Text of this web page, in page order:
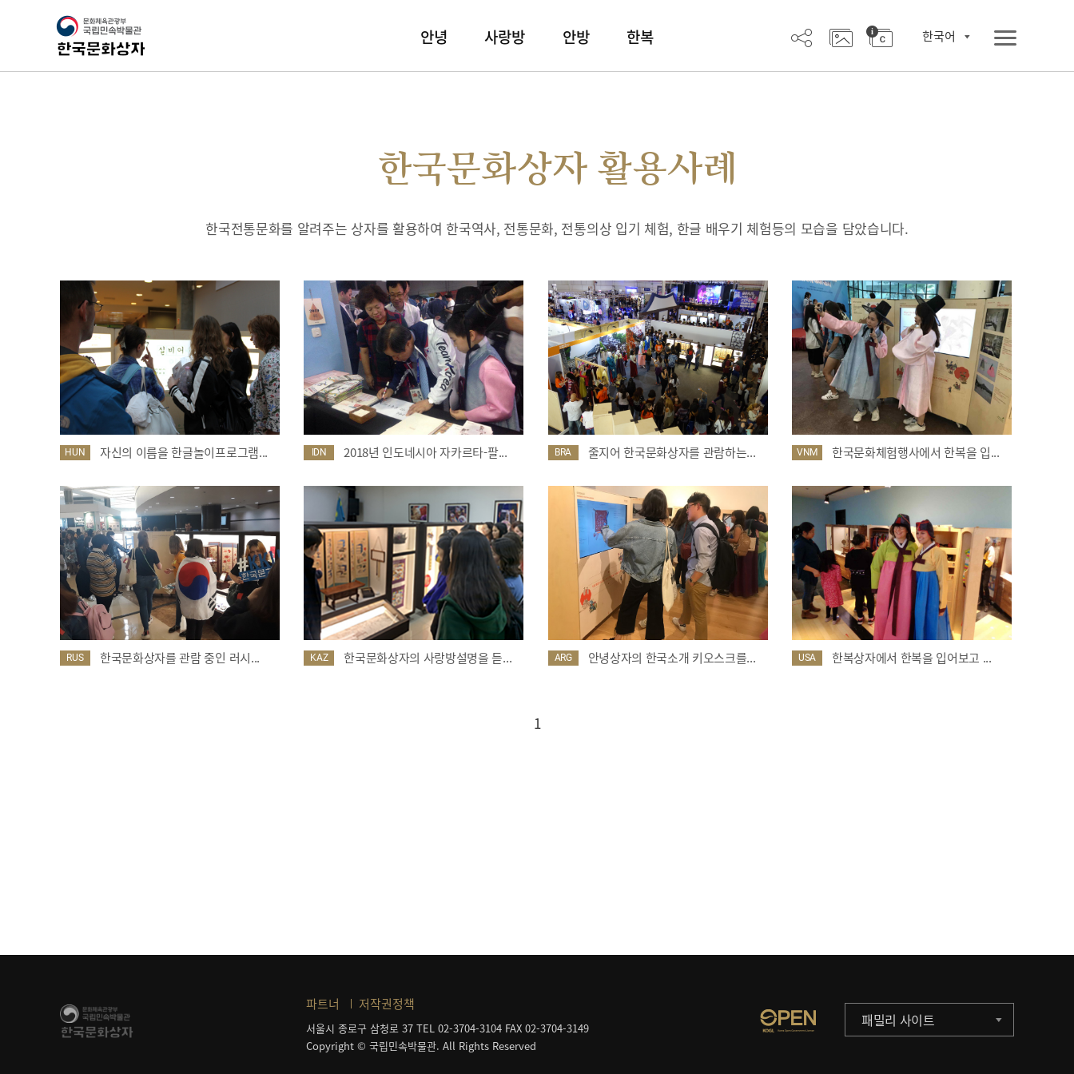
안녕 사랑방 안방 한복 한국어
한국문화상자 활용사례
한국전통문화를 알려주는 상자를 활용하여 한국역사, 전통문화, 전통의상 입기 체험, 한글 배우기 체험등의 모습을 담았습니다.
HUN 자신의 이름을 한글놀이프로그램... IDN 2018년 인도네시아 자카르타-팔... BRA 줄지어 한국문화상자를 관람하는... VNM 한국문화체험행사에서 한복을 입...
RUS 한국문화상자를 관람 중인 러시... KAZ 한국문화상자의 사랑방설명을 듣... ARG 안녕상자의 한국소개 키오스크를... USA 한복상자에서 한복을 입어보고 ...
1
파트너 저작권정책
서울시 종로구 삼청로 37 TEL 02-3704-3104 FAX 02-3704-3149
Copyright © 국립민속박물관. All Rights Reserved
패밀리 사이트